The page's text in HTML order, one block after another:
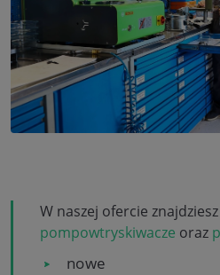
W naszej ofercie znajdziesz
pompowtryskiwacze oraz
nowe